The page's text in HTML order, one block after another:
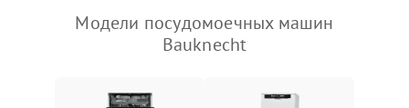
Модели посудомоечных машин
Bauknecht